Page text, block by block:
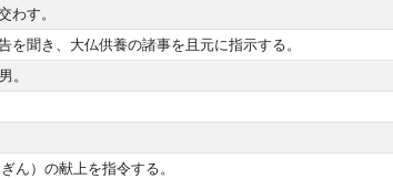
す。
聞き、大仏供養の諸事を且元に指示する。
。
ん）の献上を指令する。